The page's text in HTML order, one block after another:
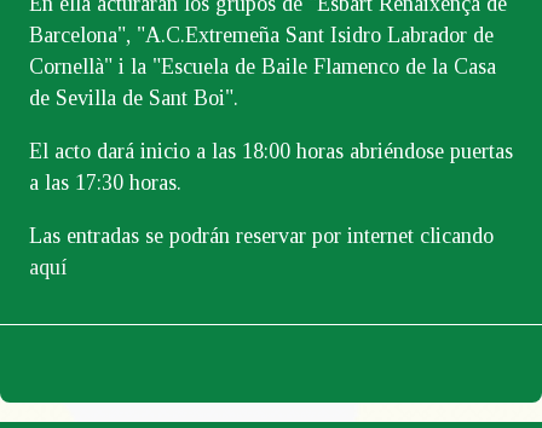
Barcelona", "A.C.Extremeña Sant Isidro Labrador de
Cornellà" i la "Escuela de Baile Flamenco de la Casa
de Sevilla de Sant Boi".
El acto dará inicio a las 18:00 horas abriéndose puertas
a las 17:30 horas.
Las entradas se podrán reservar por internet clicando
aquí